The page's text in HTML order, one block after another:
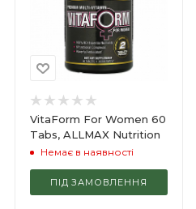
VitaForm For Women 60
Tabs, ALLMAX Nutrition
Немає в наявності
ПІД ЗАМОВЛЕННЯ